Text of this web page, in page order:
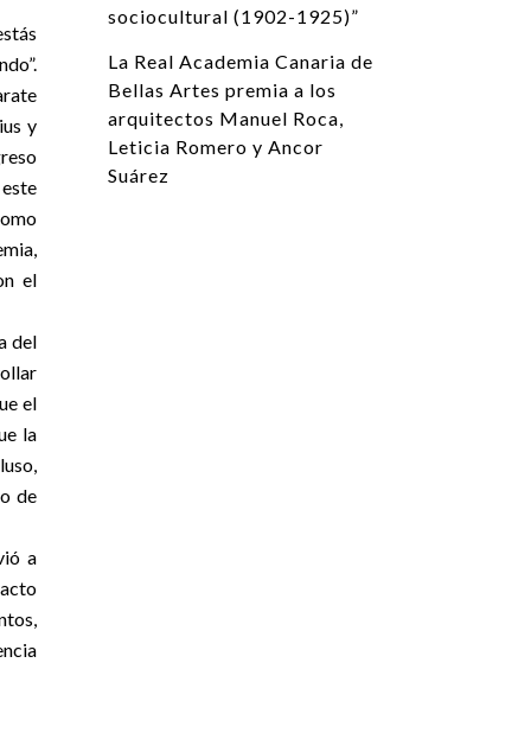
y
el
del
el
la
de
a
sociocultural (1902-1925)”
La Real Academia Canaria de
Bellas Artes premia a los
arquitectos Manuel Roca,
Leticia Romero y Ancor
Suárez